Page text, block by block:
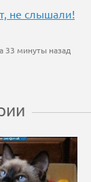
не слышали!
33 минуты назад